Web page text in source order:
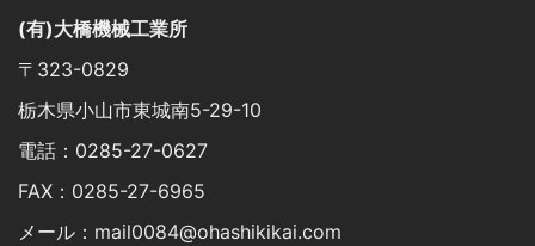
(有)大橋機械工業所
〒323-0829
栃木県小山市東城南5-29-10
電話：0285-27-0627
FAX：0285-27-6965
メール：mail0084@ohashikikai.com